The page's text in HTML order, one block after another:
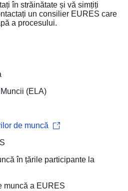
în străinătate și vă simțiți
un consilier EURES care
a procesului.
(ELA)
de muncă
în țările participante la
muncă a EURES